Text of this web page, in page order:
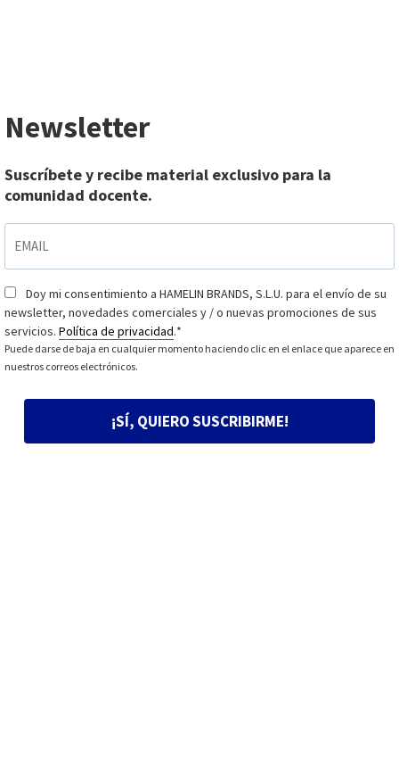
Newsletter
Suscríbete y recibe material exclusivo para la
comunidad docente.
Consentimiento*
Doy mi consentimiento a HAMELIN BRANDS, S.L.U. para el envío de su
newsletter, novedades comerciales y / o nuevas promociones de sus
servicios. Política de privacidad.*
Puede darse de baja en cualquier momento haciendo clic en el enlace que aparece en
nuestros correos electrónicos.